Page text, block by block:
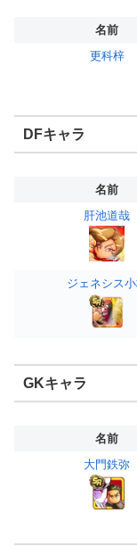
名前
更科梓
DFキャラ
名前
肝池道哉
ジェネシス
GKキャラ
名前
大門鉄弥